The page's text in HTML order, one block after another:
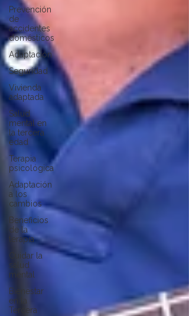
Prevención
de
accidentes
domésticos
Adaptación
Seguridad
Vivienda
adaptada
Salud
mental en
la tercera
edad
Terapia
psicológica
Adaptación
a los
cambios
Beneficios
de la
terapia
Cuidar la
salud
mental
Bienestar
en la
Tercera